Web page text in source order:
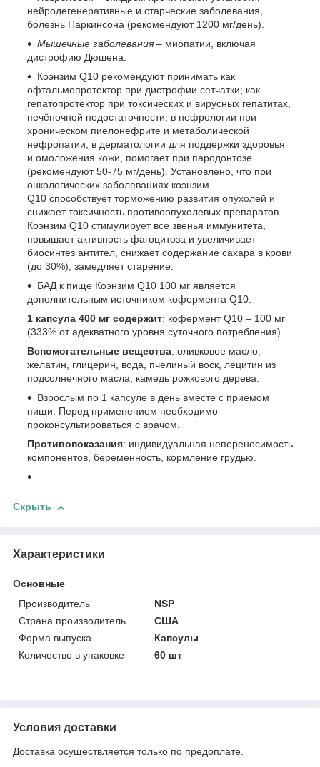
нейродегенеративные и старческие заболевания,
болезнь Паркинсона (рекомендуют 1200 мг/день).
Мышечные заболевания – миопатии, включая
дистрофию Дюшена.
Коэнзим Q10 рекомендуют принимать как
офтальмопротектор при дистрофии сетчатки; как
гепатопротектор при токсических и вирусных гепатитах,
печёночной недостаточности; в нефрологии при
хроническом пиелонефрите и метаболической
нефропатии; в дерматологии для поддержки здоровья
и омоложения кожи, помогает при пародонтозе
(рекомендуют 50-75 мг/день). Установлено, что при
онкологических заболеваниях коэнзим
Q10 способствует торможению развития опухолей и
снижает токсичность противоопухолевых препаратов.
Коэнзим Q10 стимулирует все звенья иммунитета,
повышает активность фагоцитоза и увеличивает
биосинтез антител, снижает содержание сахара в крови
(до 30%), замедляет старение.
БАД к пище Коэнзим Q10 100 мг является
дополнительным источником кофермента Q10.
1 капсула 400 мг содержит: кофермент Q10 – 100 мг
(333% от адекватного уровня суточного потребления).
Вспомогательные вещества: оливковое масло,
желатин, глицерин, вода, пчелиный воск, лецитин из
подсолнечного масла, камедь рожкового дерева.
Взрослым по 1 капсуле в день вместе с приемом
пищи. Перед применением необходимо
проконсультироваться с врачом.
Противопоказания: индивидуальная непереносимость
компонентов, беременность, кормление грудью.
Скрыть
Характеристики
Основные
Производитель
NSP
Страна производитель
США
Форма выпуска
Капсулы
Количество в упаковке
60 шт
Условия доставки
Доставка осуществляется только по предоплате.